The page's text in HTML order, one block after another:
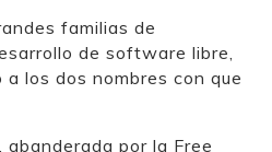
familias de
de software libre,
a los dos nombres con que
por la Free